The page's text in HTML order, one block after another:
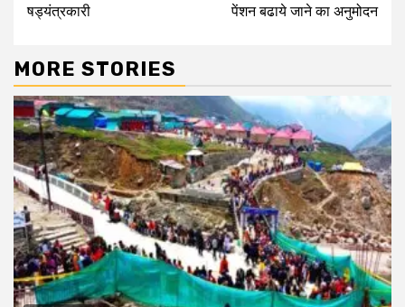
षड्यंत्रकारी
पेंशन बढाये जाने का अनुमोदन
MORE STORIES